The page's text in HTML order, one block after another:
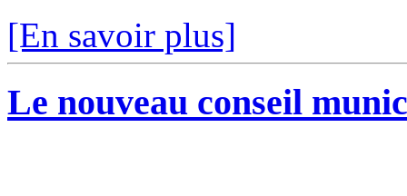
[En savoir plus]
Le nouveau conseil